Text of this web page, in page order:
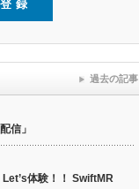
信」
体験！！ SwiftMR
過去の記事